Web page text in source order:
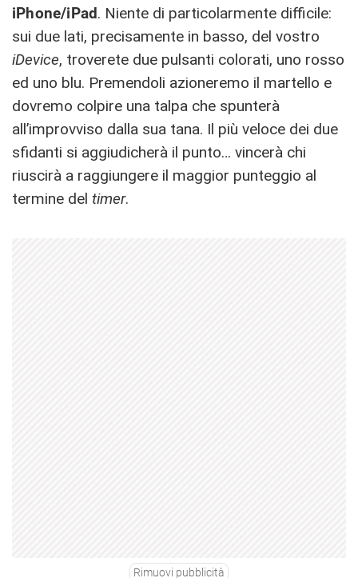
iPhone/iPad. Niente di particolarmente difficile:
sui due lati, precisamente in basso, del vostro
iDevice, troverete due pulsanti colorati, uno rosso
ed uno blu. Premendoli azioneremo il martello e
dovremo colpire una talpa che spunterà
all’improvviso dalla sua tana. Il più veloce dei due
sfidanti si aggiudicherà il punto… vincerà chi
riuscirà a raggiungere il maggior punteggio al
termine del timer.
Rimuovi pubblicità